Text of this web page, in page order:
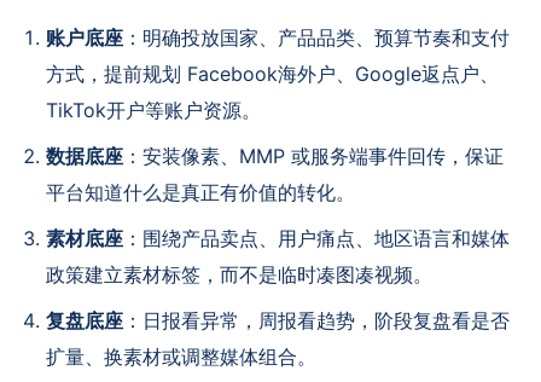
账户底座 ：明确投放国家、产品品类、预算节奏和支付
方式，提前规划 Facebook海外户、Google返点户、
TikTok开户等账户资源。
数据底座 ：安装像素、MMP 或服务端事件回传，保证
平台知道什么是真正有价值的转化。
素材底座 ：围绕产品卖点、用户痛点、地区语言和媒体
政策建立素材标签，而不是临时凑图凑视频。
复盘底座 ：日报看异常，周报看趋势，阶段复盘看是否
扩量、换素材或调整媒体组合。